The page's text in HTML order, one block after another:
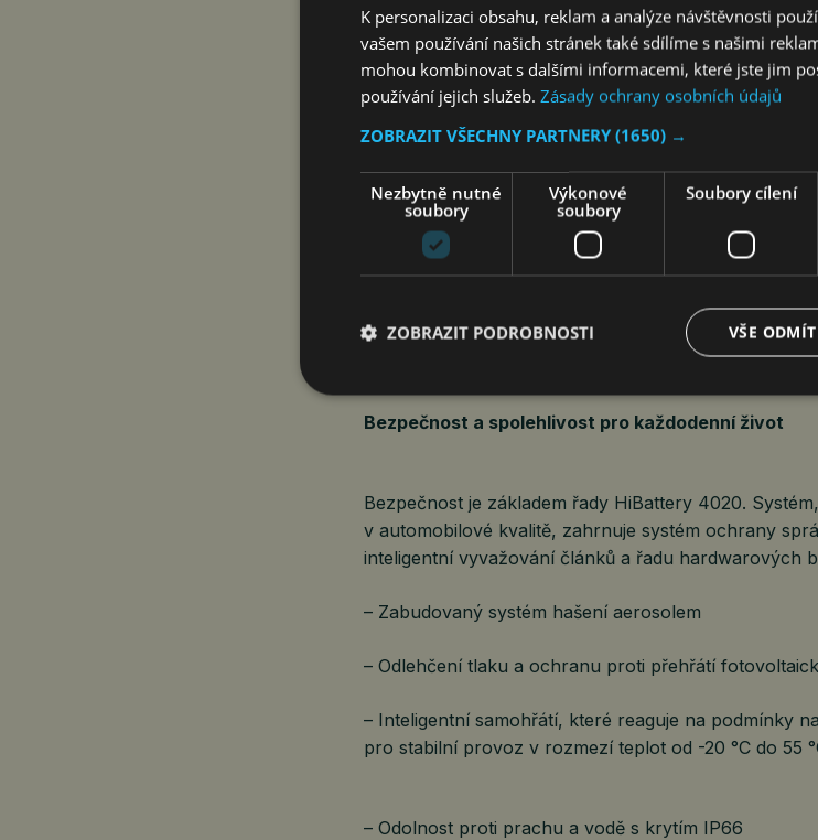
Na rozdíl od tradičních systémů, které se spoléhají
dynamicky přepočítává energetickou strategii každé
předpovědi počasí a vzorců spotřeby v domácnosti.
Mezi klíčové funkce patří:
– Optimalizace AI-TOU (umělá inteligence-podmínky
průběžně upravuje strategii nabíjení a vybíjení s
– Energetický registr: jednoduchý vizuální panel,
Bezpečnost a spolehlivost pro každodenní život
Bezpečnost je základem řady HiBattery 4020.
v automobilové kvalitě, zahrnuje systém ochrany
inteligentní vyvažování článků a řadu hardwarových
– Zabudovaný systém hašení aerosolem
– Odlehčení tlaku a ochranu proti přehřátí
– Inteligentní samohřátí, které reaguje na podmínky
pro stabilní provoz v rozmezí teplot od -20 °C do 55
– Odolnost proti prachu a vodě s krytím IP66
K personalizaci obsahu, reklam a analýze návštěvnosti
vašem používání našich stránek také sdílíme s našimi
mohou kombinovat s dalšími informacemi, které jste jim
používání jejich služeb. Zásady ochrany osobních údajů
ZOBRAZIT VŠECHNY PARTNERY (1650) →
Nezbytně nutné
soubory
Výkonové
soubory
Soubory cílení
VŠE
ZOBRAZIT PODROBNOSTI